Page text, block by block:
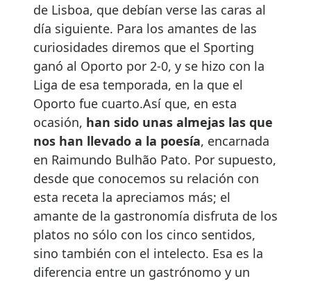
de Lisboa, que debían verse las caras al
día siguiente. Para los amantes de las
curiosidades diremos que el Sporting
ganó al Oporto por 2-0, y se hizo con la
Liga de esa temporada, en la que el
Oporto fue cuarto.Así que, en esta
ocasión, han sido unas almejas las que
nos han llevado a la poesía, encarnada
en Raimundo Bulhão Pato. Por supuesto,
desde que conocemos su relación con
esta receta la apreciamos más; el
amante de la gastronomía disfruta de los
platos no sólo con los cinco sentidos,
sino también con el intelecto. Esa es la
diferencia entre un gastrónomo y un